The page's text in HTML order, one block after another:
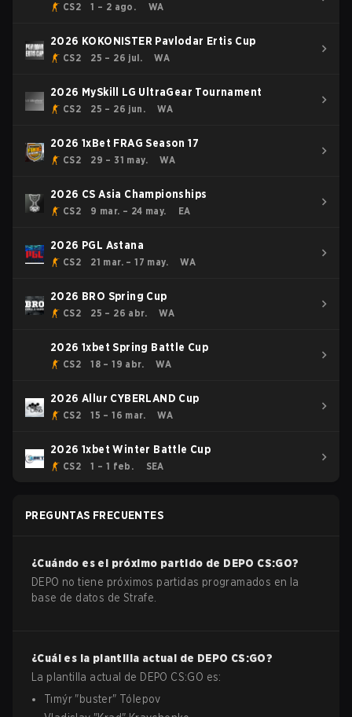
CS2 1 – 2 ago. WA
2026 KOKONISTER Pavlodar Ertis Cup
CS2 25 – 26 jul. WA
2026 MySkill LG UltraGear Tournament
CS2 25 – 26 jun. WA
2026 1xBet FRAG Season 17
CS2 29 – 31 may. WA
2026 CS Asia Championships
CS2 9 mar. – 24 may. EA
2026 PGL Astana
CS2 21 mar. – 17 may. WA
2026 BRO Spring Cup
CS2 25 – 26 abr. WA
2026 1xbet Spring Battle Cup
CS2 18 – 19 abr. WA
2026 Allur CYBERLAND Cup
CS2 15 – 16 mar. WA
2026 1xbet Winter Battle Cup
CS2 1 – 1 feb. SEA
PREGUNTAS FRECUENTES
¿Cuándo es el próximo partido de DEPO CS:GO?
DEPO no tiene próximos partidas programados en la
base de datos de Strafe.
¿Cuál es la plantilla actual de DEPO CS:GO?
La plantilla actual de DEPO CS:GO es:
Tımýr "buster" Tólepov